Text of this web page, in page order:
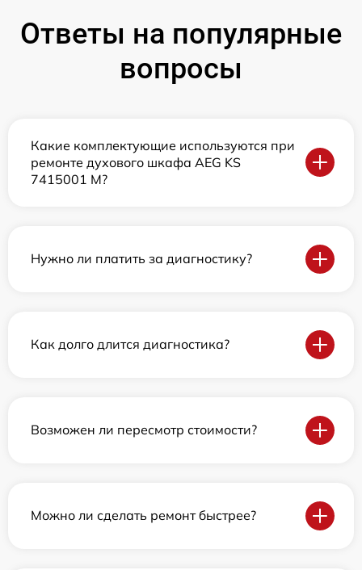
Ответы на популярные
вопросы
Какие комплектующие используются при
ремонте духового шкафа AEG KS
7415001 M?
Нужно ли платить за диагностику?
Как долго длится диагностика?
Возможен ли пересмотр стоимости?
Можно ли сделать ремонт быстрее?